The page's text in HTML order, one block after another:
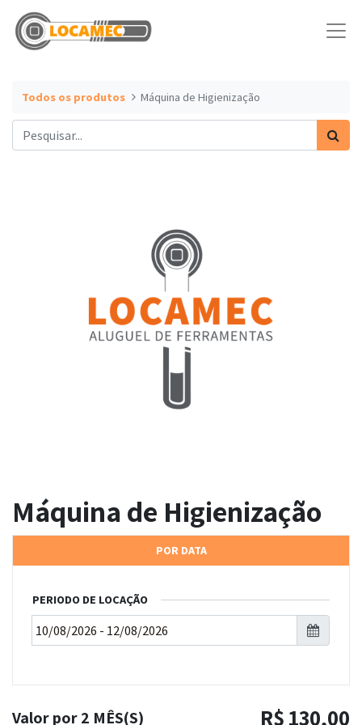
Todos os produtos Máquina de Higienização
Máquina de Higienização
POR DATA
PERIODO DE LOCAÇÃO
Valor por2 MÊS(S) R$130,00